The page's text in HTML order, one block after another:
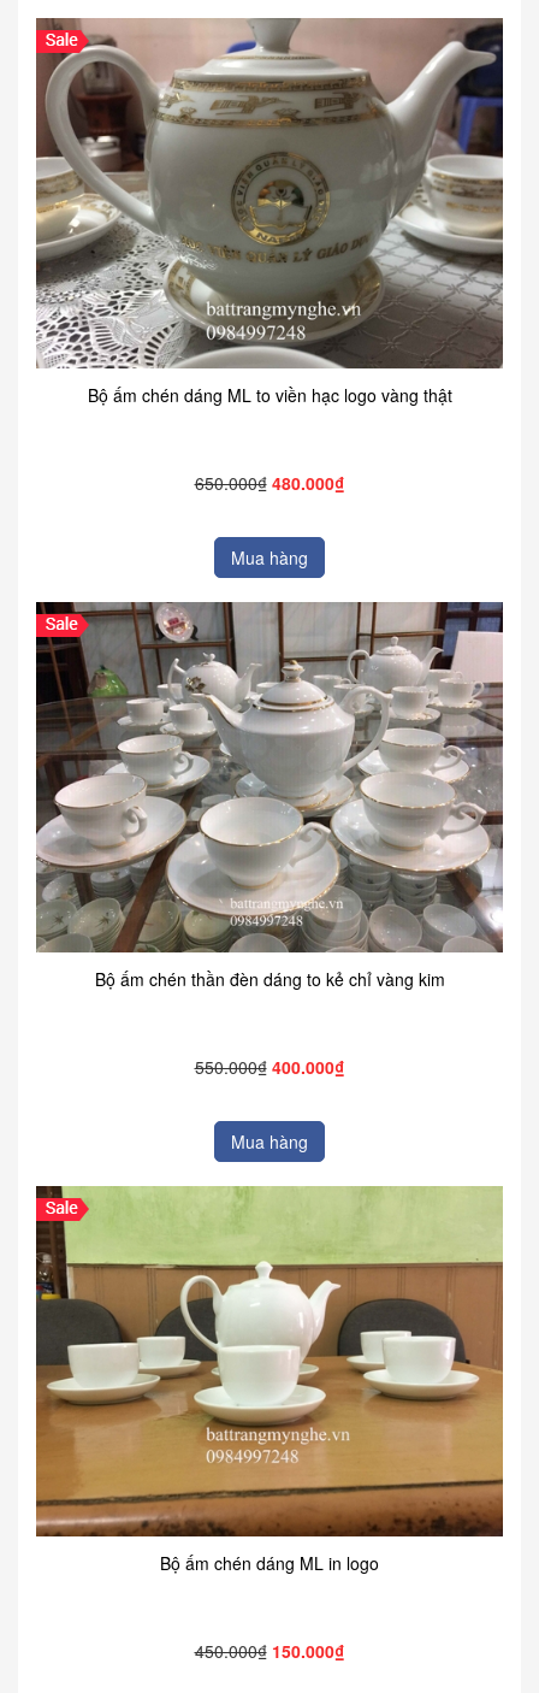
Bộ ấm chén dáng ML to viền hạc logo vàng thật
650.000₫ 480.000₫
Mua hàng
Bộ ấm chén thần đèn dáng to kẻ chỉ vàng kim
550.000₫ 400.000₫
Mua hàng
Bộ ấm chén dáng ML in logo
450.000₫ 150.000₫